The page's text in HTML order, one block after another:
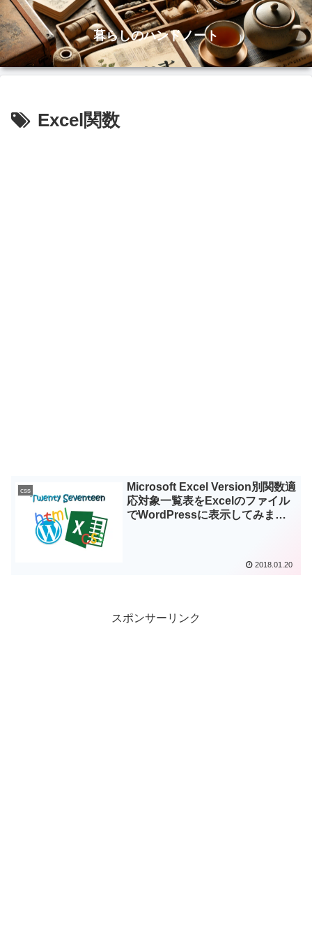
暮らしのハンドノート
Excel関数
css
Microsoft Excel Version別関数適
応対象一覧表をExcelのファイル
でWordPressに表示してみまし
2018.01.20
スポンサーリンク